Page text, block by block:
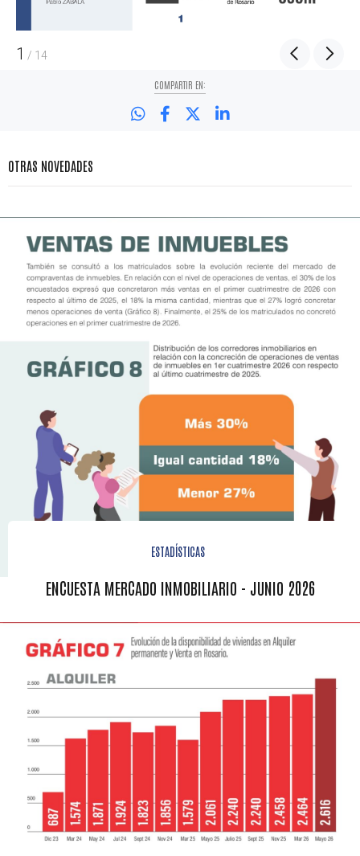
1 / 14
COMPARTIR EN:
OTRAS NOVEDADES
ESTADÍSTICAS
ENCUESTA MERCADO INMOBILIARIO - JUNIO 2026